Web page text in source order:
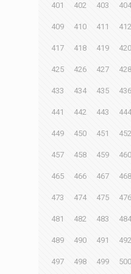
401 402 403 404
409 410 411 412
417 418 419 420
425 426 427 428
433 434 435 436
441 442 443 444
449 450 451 452
457 458 459 460
465 466 467 468
473 474 475 476
481 482 483 484
489 490 491 492
497 498 499 500